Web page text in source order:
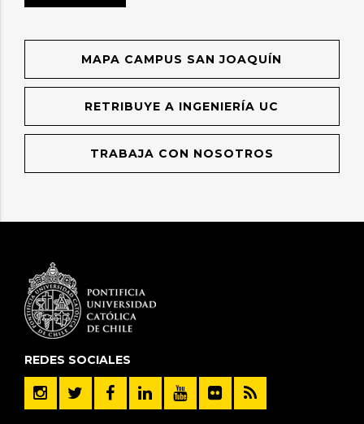
MAPA CAMPUS SAN JOAQUÍN
RETRIBUYE A INGENIERÍA UC
TRABAJA CON NOSOTROS
REDES SOCIALES